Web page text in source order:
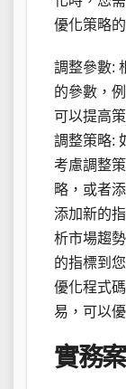
優化策略的
調整參數:
的參數，
可以提高
調整策略:
考慮調整
略，或者
添加新的
析市場趨
的指標到
優化程式
易，可以
實務